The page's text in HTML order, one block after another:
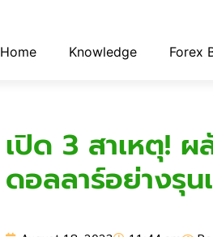
Home Knowledge Forex
เปิด 3 สาเหตุ!
ดอลลาร์อย่างรุน